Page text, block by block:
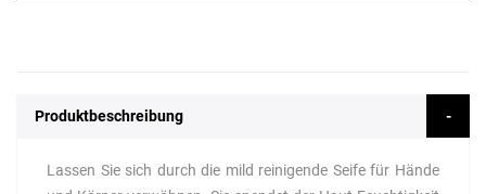
Produktbeschreibung
Lassen Sie sich durch die mild reinigende Seife für Hände